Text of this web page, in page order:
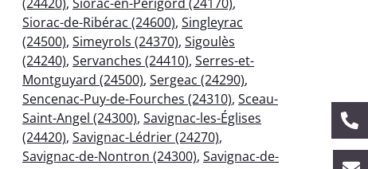
Siorac-de-Ribérac (24600), Singleyrac
(24500), Simeyrols (24370), Sigoulès
(24240), Servanches (24410), Serres-et-
Montguyard (24500), Sergeac (24290),
Sencenac-Puy-de-Fourches (24310), Sceau-
Saint-Angel (24300), Savignac-les-Églises
(24420), Savignac-Lédrier (24270),
Savignac-de-Nontron (24300), Savignac-de-